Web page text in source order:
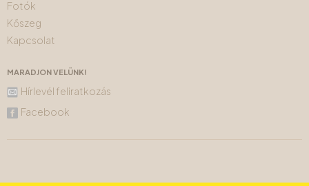
Fotók
Kőszeg
Kapcsolat
MARADJON VELÜNK!
Hírlevél feliratkozás
Facebook